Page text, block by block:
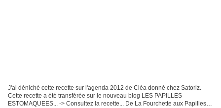
J'ai déniché cette recette sur l'agenda 2012 de Cléa donné chez Satoriz.
Cette recette a été transférée sur le nouveau blog LES PAPILLES
ESTOMAQUEES... -> Consultez la recette... De La Fourchette aux Papilles